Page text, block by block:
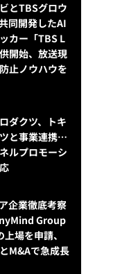
とTBSグロウ
同開発したAI
カー「TBS L
開始、放送現
止ノウハウを
ダクツ、トキ
と事業連携…
ルプロモーシ
企業徹底考察
Group
場を申請、
M&Aで急成長